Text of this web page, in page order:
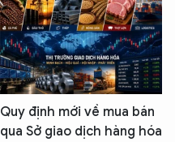
Quy định mới về mua bán
qua Sở giao dịch hàng hóa